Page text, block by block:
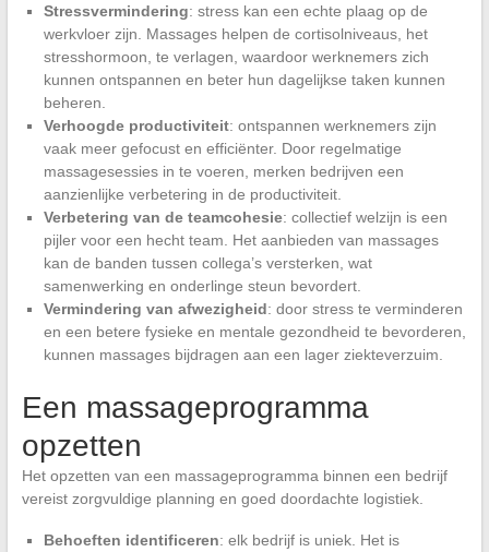
Stressvermindering: stress kan een echte plaag op de
werkvloer zijn. Massages helpen de cortisolniveaus, het
stresshormoon, te verlagen, waardoor werknemers zich
kunnen ontspannen en beter hun dagelijkse taken kunnen
beheren.
Verhoogde productiviteit: ontspannen werknemers zijn
vaak meer gefocust en efficiënter. Door regelmatige
massagesessies in te voeren, merken bedrijven een
aanzienlijke verbetering in de productiviteit.
Verbetering van de teamcohesie: collectief welzijn is een
pijler voor een hecht team. Het aanbieden van massages
kan de banden tussen collega’s versterken, wat
samenwerking en onderlinge steun bevordert.
Vermindering van afwezigheid: door stress te verminderen
en een betere fysieke en mentale gezondheid te bevorderen,
kunnen massages bijdragen aan een lager ziekteverzuim.
Een massageprogramma
opzetten
Het opzetten van een massageprogramma binnen een bedrijf
vereist zorgvuldige planning en goed doordachte logistiek.
Behoeften identificeren: elk bedrijf is uniek. Het is